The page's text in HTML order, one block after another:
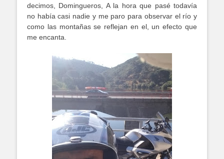
decimos, Domingueros, A la hora que pasé todavía
no había casi nadie y me paro para observar el río y
como las montañas se reflejan en el, un efecto que
me encanta.